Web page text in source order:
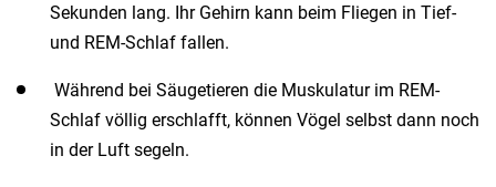
Sekunden lang. Ihr Gehirn kann beim Fliegen in Tief-
und REM-Schlaf fallen.
Während bei Säugetieren die Muskulatur im REM-
Schlaf völlig erschlafft, können Vögel selbst dann noch
in der Luft segeln.